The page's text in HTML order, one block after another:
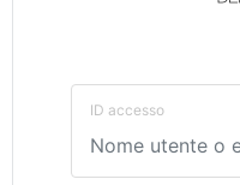
ID accesso